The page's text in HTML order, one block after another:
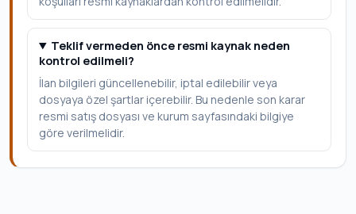
Teklif vermeden önce resmi kaynak neden
kontrol edilmeli?
İlan bilgileri güncellenebilir, iptal edilebilir veya
dosyaya özel şartlar içerebilir. Bu nedenle son karar
resmi satış dosyası ve kurum sayfasındaki bilgiye
göre verilmelidir.